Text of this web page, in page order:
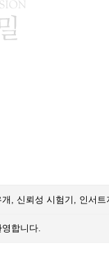
, 신뢰성 시험기, 인서
합니다.